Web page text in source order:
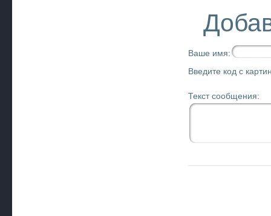
Ваше имя:
Введите код с
Текст сообщения: